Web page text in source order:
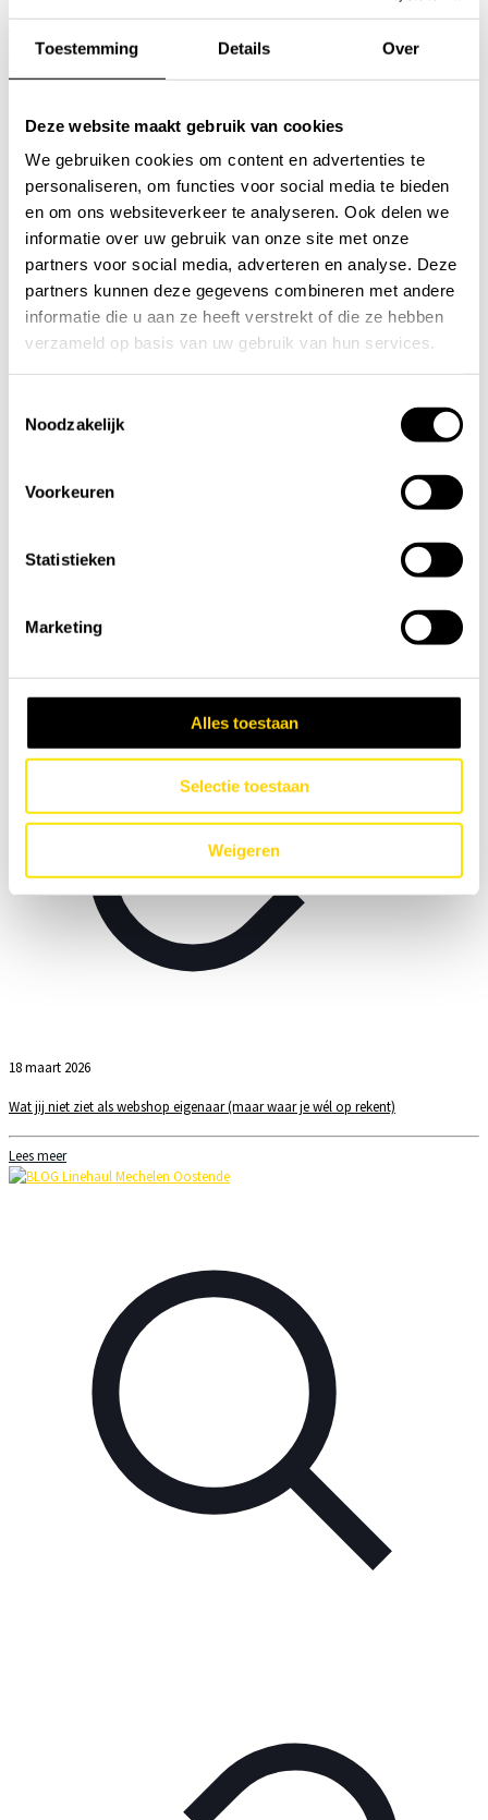
Toestemming Details Over
Deze website maakt gebruik van cookies
We gebruiken cookies om content en advertenties te
personaliseren, om functies voor social media te bieden
en om ons websiteverkeer te analyseren. Ook delen we
informatie over uw gebruik van onze site met onze
partners voor social media, adverteren en analyse. Deze
partners kunnen deze gegevens combineren met andere
informatie die u aan ze heeft verstrekt of die ze hebben
verzameld op basis van uw gebruik van hun services.
Noodzakelijk
Voorkeuren
Statistieken
Marketing
Alles toestaan
Selectie toestaan
Weigeren
10 jaar Les Jumelles: groeien met de juiste focus én de juiste partners
Lees meer
18 maart 2026
Wat jij niet ziet als webshop eigenaar (maar waar je wél op rekent)
Lees meer